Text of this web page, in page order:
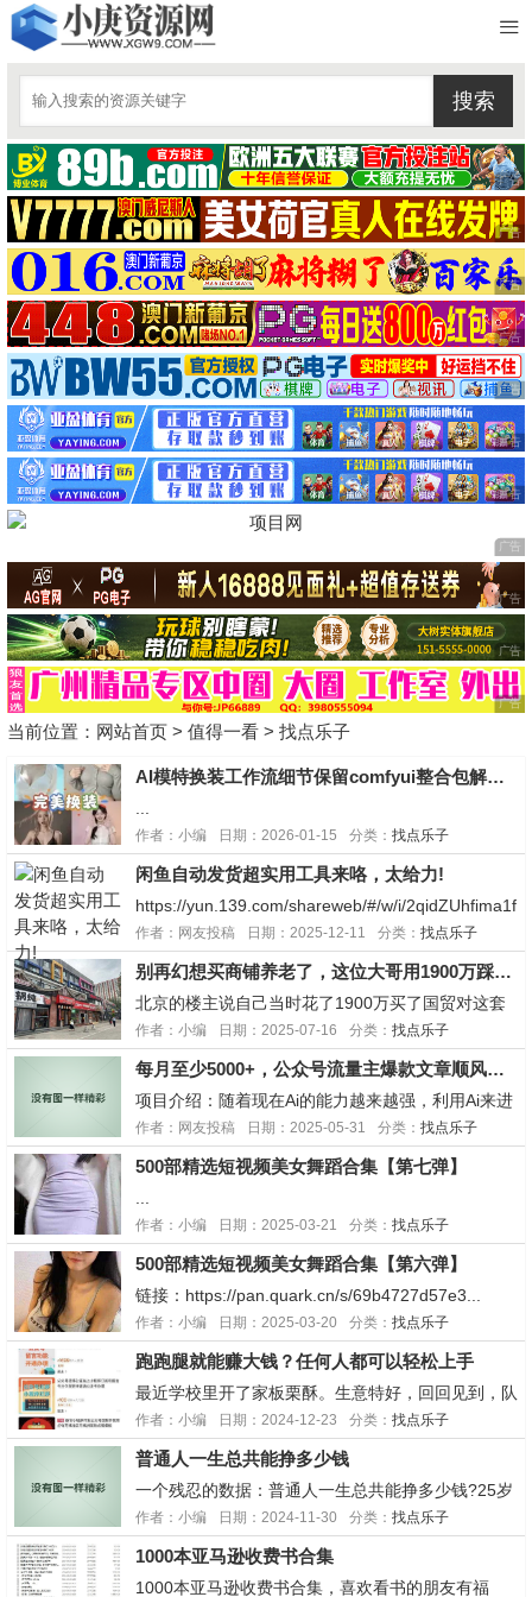
当前位置： 网站首页 > 值得一看 > 找点乐子
AI模特换装工作流细节保留comfyui整合包解压即用远程协助安装
作者：小编 日期：2026-01-15 分类： 找点乐子
闲鱼自动发货超实用工具来咯，太给力!
https://yun.139.com/shareweb/#/w/i/2qidZUhfima1f
移动云盘使用方法，打开应用市场下载移动云盘即可
然后复制网盘链接打开移动云盘就会自动弹出弹出后
优先存自己网盘防止失效，祝小庚网的兄弟们天天开
心发大...
作者：网友投稿 日期：2025-12-11 分类： 找点乐子
别再幻想买商铺养老了，这位大哥用1900万踩了个大坑！
北京的楼主说自己当时花了1900万买了国贸对这套
商铺，一年收租金142万，觉得挺好，谁知道租给银
行后麻烦一堆。他后悔租给银行，是因为银行把租金
压得很低，而且还有很多税，大概算了一下他自己要
承担22%的税，现在他就想让银行搬走给他违约金，
但是...
作者：小编 日期：2025-07-16 分类： 找点乐子
每月至少5000+，公众号流量主爆款文章顺风车改写玩法，适合全领域赛道
项目介绍：随着现在Ai的能力越来越强，利用Ai来进
行文章创作并获取收益，已经是一个非常简单的事
情。微信公众号作为单价最高，门槛最高的平台，现
在也可以利用Ai来打破壁垒，只要用对方法，普通人
为大家...
作者：网友投稿 日期：2025-05-31 分类： 找点乐子
500部精选短视频美女舞蹈合集【第七弹】
作者：小编 日期：2025-03-21 分类： 找点乐子
500部精选短视频美女舞蹈合集【第六弹】
链接：https://pan.quark.cn/s/69b4727d57e3...
作者：小编 日期：2025-03-20 分类： 找点乐子
跑跑腿就能赚大钱？任何人都可以轻松上手
最近学校里开了家板栗酥。生意特好，回回见到，队
都排的老长。过去一问，要排一个多小时。我去，这
吃饱了撑的。排我前面哥们打断我说：同学，扫码进
群，花钱代排队啊。提供多种校园生活即时服务，如
代取、代送、代买、代做、即时配送、即时消费啥都
有。众所周...
作者：小编 日期：2024-12-23 分类： 找点乐子
普通人一生总共能挣多少钱
一个残忍的数据：普通人一生总共能挣多少钱?25岁
研究生毕业，年薪10万，每年涨薪3%，连续工作 30
年到55岁(其实这个条件已经很不普通了，有多少人
一毕业就年薪十万，还能30年事业稳定，每年加
薪?）等比数列求和...
作者：小编 日期：2024-11-30 分类： 找点乐子
1000本亚马逊收费书合集
1000本亚马逊收费书合集，喜欢看书的朋友有福